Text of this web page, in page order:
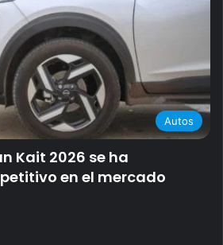
Autos
Kait 2026 se ha
en el mercado